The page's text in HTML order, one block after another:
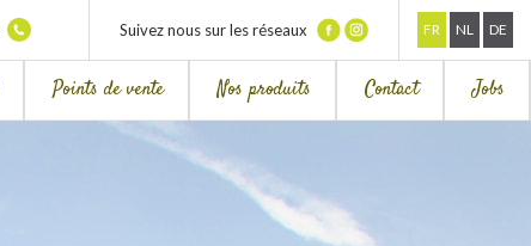
Suivez nous sur les réseaux FR NL DE
Points de vente Nos produits Contact Jobs